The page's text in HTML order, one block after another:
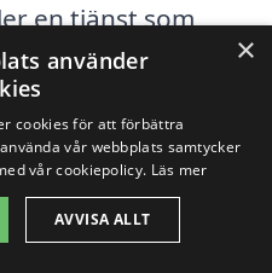
en tjänst som
Här är några
där du
×
använder
cookies för att förbättra
vår webbplats samtycker
vår cookiepolicy. Läs mer
AVVISA ALLT